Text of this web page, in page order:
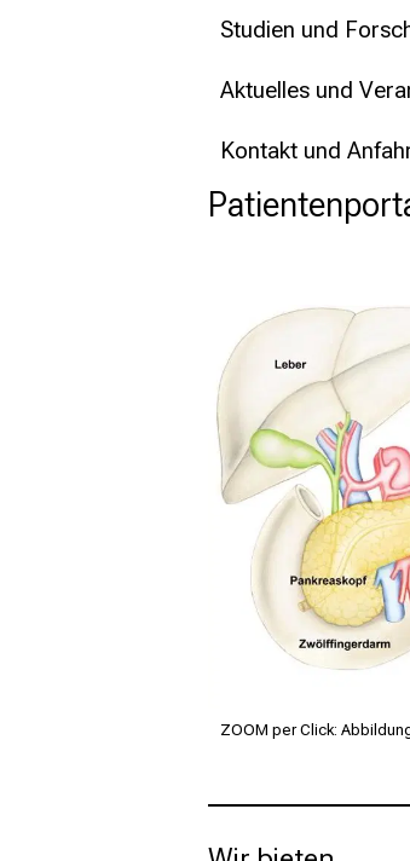
Studien und
Aktuelles und
Kontakt und
ZOOM per Click: